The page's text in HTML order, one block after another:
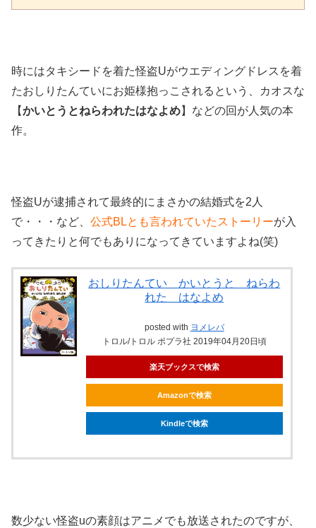
時にはタキシードを着た怪盗Uがウエディングドレスを着
たおしりたんていにお姫様抱っこされるという、カオスな
【かいとうとねらわれたはなよめ】などの回が人気の本
作。
怪盗Uが逮捕されて最終的にまさかの結婚式を2人
で・・・など、 公式BLとも言われていたストーリーが入
ってきたりと何でもありになってきていますよね(笑)
おしりたんてい かいとうと ねらわ
れた はなよめ
posted with ヨメレバ
トロル/トロル ポプラ社 2019年04月20日頃
楽天ブックスで検索
Amazonで検索
Kindleで検索
数少ない怪盗uの素顔はアニメでも放送されたのですが、